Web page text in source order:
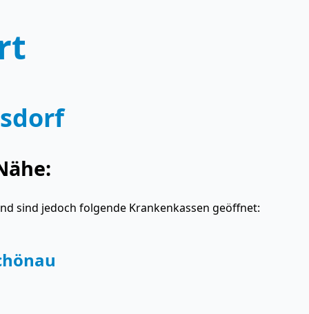
sind jedoch folgende Krankenkassen geöffnet: